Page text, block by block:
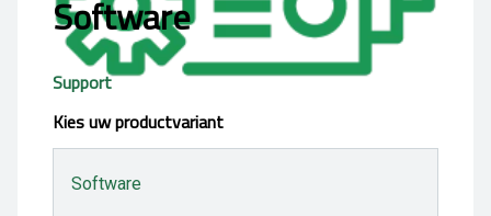
Software
Support
Kies uw productvariant
Software